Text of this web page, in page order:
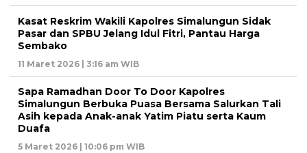
Kasat Reskrim Wakili Kapolres Simalungun Sidak
Pasar dan SPBU Jelang Idul Fitri, Pantau Harga
Sembako
11 Maret 2026 | 3:16 am WIB
Sapa Ramadhan Door To Door Kapolres
Simalungun Berbuka Puasa Bersama Salurkan Tali
Asih kepada Anak-anak Yatim Piatu serta Kaum
Duafa
5 Maret 2026 | 10:06 pm WIB